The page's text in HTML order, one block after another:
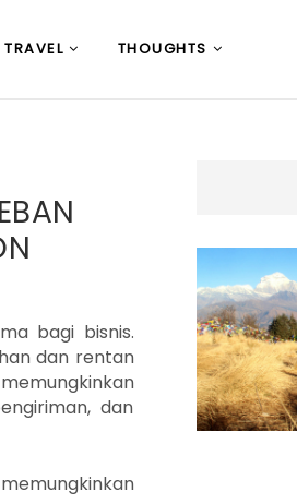
TRAVEL THOUGHTS
bagi bisnis.
dan rentan
dan